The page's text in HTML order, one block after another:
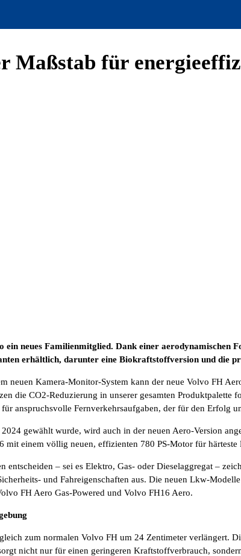
Maßstab für
neues Familienmitglied. Dank einer
erhältlich, darunter eine Biokraftstoffversion und die
neuen Kamera-Monitor-System kann der neue Volvo FH
die CO2-Reduzierung in unserer gesamten
anspruchsvolle Fernverkehrsaufgaben, der für den Erfolg
gewählt wurde, wird auch in der neuen Aero-Version
einem völlig neuen, effizienten 780 PS-Motor für härteste
– sei es Elektro, Gas- oder Dieselaggregat –
und Fahreigenschaften aus. Die neuen Lkw-
FH Aero Gas-Powered und Volvo FH16 Aero.
zum normalen Volvo FH um 24 Zentimeter verlängert.
nicht nur für einen geringeren Kraftstoffverbrauch,